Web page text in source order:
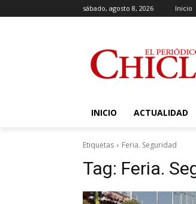
sábado, agosto 8, 2026 Inicio
INICIO ACTUALIDAD
Etiquetas Feria. Seguridad
Tag: Feria.